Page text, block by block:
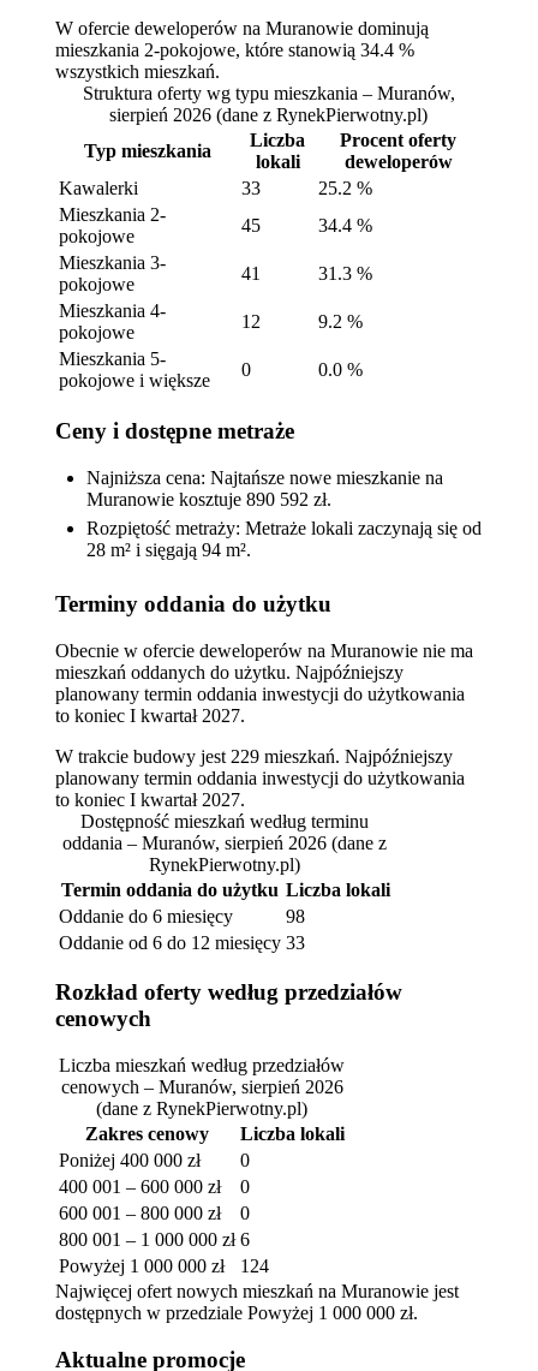
W ofercie deweloperów na Muranowie dominują
mieszkania 2-pokojowe, które stanowią 34.4 %
wszystkich mieszkań.
Struktura oferty wg typu mieszkania – Muranów,
sierpień 2026 (dane z RynekPierwotny.pl)
Typ mieszkania
Liczba
lokali
Procent oferty
deweloperów
Kawalerki
33
25.2 %
Mieszkania 2-
pokojowe
45
34.4 %
Mieszkania 3-
pokojowe
41
31.3 %
Mieszkania 4-
pokojowe
12
9.2 %
Mieszkania 5-
pokojowe i większe
0 0.0 %
Ceny i dostępne metraże
Najniższa cena: Najtańsze nowe mieszkanie na
Muranowie kosztuje 890 592 zł.
Rozpiętość metraży: Metraże lokali zaczynają się od
28 m² i sięgają 94 m².
Terminy oddania do użytku
Obecnie w ofercie deweloperów na Muranowie nie ma
mieszkań oddanych do użytku. Najpóźniejszy
planowany termin oddania inwestycji do użytkowania
to koniec I kwartał 2027.
W trakcie budowy jest 229 mieszkań. Najpóźniejszy
planowany termin oddania inwestycji do użytkowania
to koniec I kwartał 2027.
Dostępność mieszkań według terminu
oddania – Muranów, sierpień 2026 (dane z
RynekPierwotny.pl)
Termin oddania do użytku Liczba lokali
Oddanie do 6 miesięcy
98
Oddanie od 6 do 12 miesięcy 33
Rozkład oferty według przedziałów
cenowych
Liczba mieszkań według przedziałów
cenowych – Muranów, sierpień 2026
(dane z RynekPierwotny.pl)
Zakres cenowy
Liczba lokali
Poniżej 400 000 zł
0
400 001 – 600 000 zł
0
600 001 – 800 000 zł
0
800 001 – 1 000 000 zł 6
Powyżej 1 000 000 zł
124
Najwięcej ofert nowych mieszkań na Muranowie jest
dostępnych w przedziale Powyżej 1 000 000 zł.
Aktualne promocje